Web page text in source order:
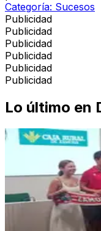
Categoría: Sucesos
Publicidad
Publicidad
Publicidad
Publicidad
Publicidad
Publicidad
Lo último en